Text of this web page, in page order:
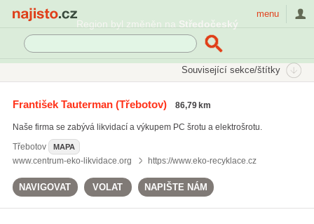
Region byl změněn na Středočeský
menu
Související sekce/štítky
výkup kovošrotu(474)
výkup autobaterií(100)
František Tauterman(Třebotov) 86,79 km
Naše firma se zabývá likvidací a výkupem PC šrotu a elektrošrotu.
Třebotov
MAPA
www.centrum-eko-likvidace.org https://www.eko-recyklace.cz
NAVIGOVAT VOLAT NAPIŠTE NÁM